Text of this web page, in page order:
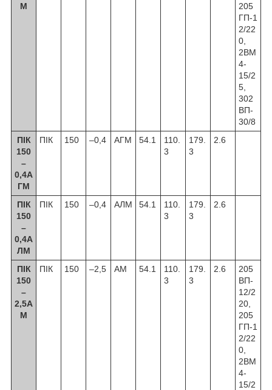
М
205
ГП-1
2/22
0,
2ВМ
4-
15/2
5,
302
ВП-
30/8
ПІК
150
–
0,4А
ГМ
ПІК 150 –0,4 АГМ 54.1
110.
3
179.
3
2.6
ПІК
150
–
0,4А
ЛМ
ПІК 150 –0,4 АЛМ 54.1
110.
3
179.
3
2.6
ПІК
150
–
2,5А
М
ПІК 150 –2,5 АМ 54.1
110.
3
179.
3
2.6
205
ВП-
12/2
20,
205
ГП-1
2/22
0,
2ВМ
4-
15/2